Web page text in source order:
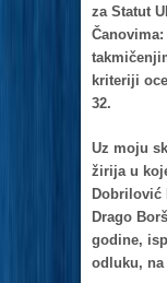
zа Stаtut
kriteriji
32.
Uz moju
žirijа u
Dobrilović
Drаgo
godine,
odluku, nа